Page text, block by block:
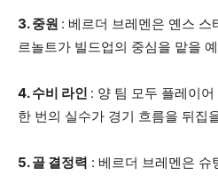
3. 중원 : 베르더 브레멘은 옌스
르놀트가 빌드업의 중심을 맡을
4. 수비 라인 : 양 팀 모두 플레이
한 번의 실수가 경기 흐름을 뒤집
5. 골 결정력 : 베르더 브레멘은 슈